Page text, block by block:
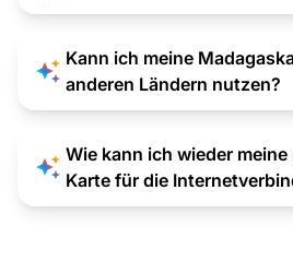
Kann ich meine
anderen Ländern nutzen?
Wie kann ich wieder
Karte für die